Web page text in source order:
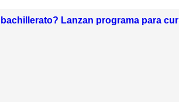
Lanzan programa para